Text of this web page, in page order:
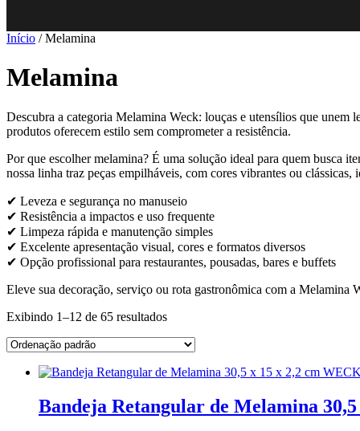
Início / Melamina
Melamina
Descubra a categoria Melamina Weck: louças e utensílios que unem
produtos oferecem estilo sem comprometer a resistência.
Por que escolher melamina? É uma solução ideal para quem busca
nossa linha traz peças empilháveis, com cores vibrantes ou
✔ Leveza e segurança no manuseio
✔ Resistência a impactos e uso frequente
✔ Limpeza rápida e manutenção simples
✔ Excelente apresentação visual, cores e formatos diversos
✔ Opção profissional para restaurantes, pousadas, bares e buffets
Eleve sua decoração, serviço ou rota gastronômica com a Melamina
Exibindo 1–12 de 65 resultados
Bandeja Retangular de Melamina